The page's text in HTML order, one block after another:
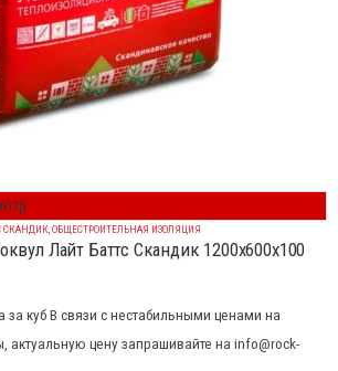
СКАНДИК ОБЩЕСТРОИТЕЛЬНАЯ ИЗОЛЯЦИЯ
Лайт Баттс Скандик 1200x600x100
за куб В связи с нестабильными ценами на
актуальную цену запрашивайте на info@rock-